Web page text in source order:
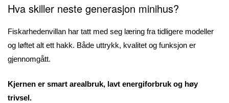
Hva skiller neste generasjon minihus?
Fiskarhedenvillan har tatt med seg læring fra tidligere modeller
og løftet alt ett hakk. Både uttrykk, kvalitet og funksjon er
gjennomgått.
Kjernen er smart arealbruk, lavt energiforbruk og høy
trivsel.